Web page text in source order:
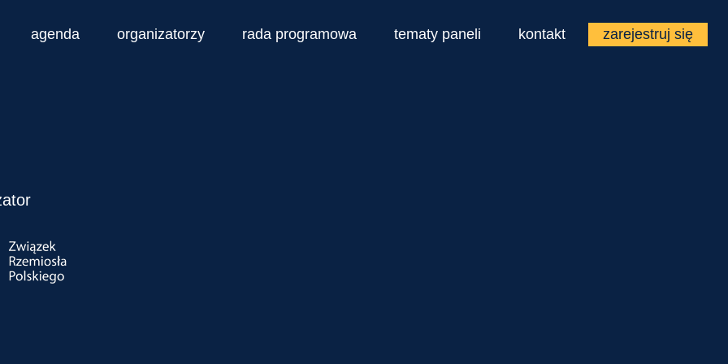
agenda organizatorzy rada programowa tematy paneli kontakt zarejestruj się